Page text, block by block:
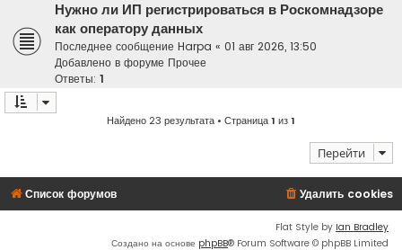
Нужно ли ИП регистрироваться в Роскомнадзоре
как оператору данных
Последнее сообщение Harpa « 01 авг 2026, 13:50
Добавлено в форуме Прочее
Ответы: 1
Найдено 23 результата • Страница1 из1
Перейти
Список форумов Удалить cookies
Flat Style by Ian Bradley
Создано на основе phpBB® Forum Software © phpBB Limited